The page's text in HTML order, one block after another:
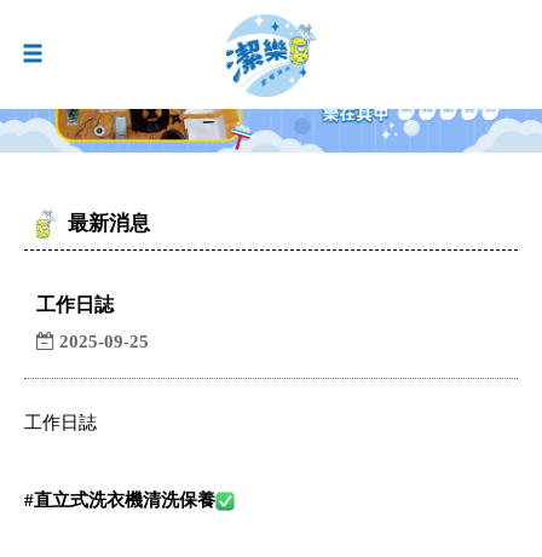
最新消息
工作日誌
2025-09-25
工作日誌
#直立式洗衣機清洗保養